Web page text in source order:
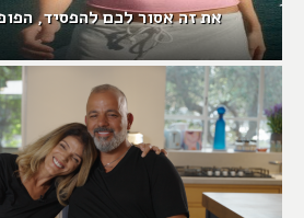
את זה אסור לכם להפסיד,